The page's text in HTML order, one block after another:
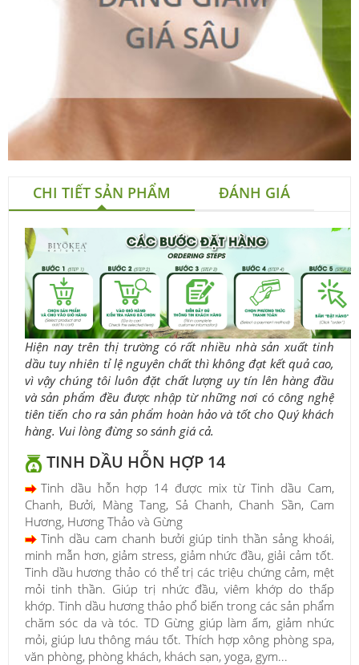
CHI TIẾT SẢN PHẨM ĐÁNH GIÁ
Hiện nay trên thị trường có rất nhiều nhà sản xuất tinh
dầu tuy nhiên tỉ lệ nguyên chất thì không đạt kết quả cao,
vì vậy chúng tôi luôn đặt chất lượng uy tín lên hàng đầu
và sản phẩm đều được nhập từ những nơi có công nghệ
tiên tiến cho ra sản phẩm hoàn hảo và tốt cho Quý khách
hàng. Vui lòng đừng so sánh giá cả.
TINH DẦU HỖN HỢP 14
Tinh dầu hỗn hợp 14 được mix từ Tinh dầu Cam,
Chanh, Bưởi, Màng Tang, Sả Chanh, Chanh Sần, Cam
Hương, Hương Thảo và Gừng
Tinh dầu cam chanh bưởi giúp tinh thần sảng khoái,
minh mẫn hơn, giảm stress, giảm nhức đầu, giải cảm tốt.
Tinh dầu hương thảo có thể trị các triệu chứng cảm, mệt
mỏi tinh thần. Giúp trị nhức đầu, viêm khớp do thấp
khớp. Tinh dầu hương thảo phổ biến trong các sản phẩm
chăm sóc da và tóc. TD Gừng giúp làm ấm, giảm nhức
mỏi, giúp lưu thông máu tốt. Thích hợp xông phòng spa,
văn phòng, phòng khách, khách sạn, yoga, gym...